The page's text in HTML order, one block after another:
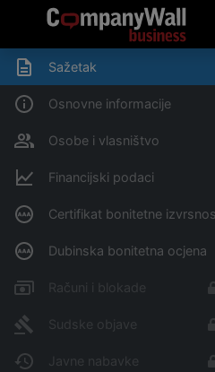
Sažetak
Osnovne informacije
Osobe i vlasništvo
Financijski podaci
Certifikat bonitetne
Dubinska bonitetna ocjena
Računi i blokade
Sudske objave
Javne nabavke